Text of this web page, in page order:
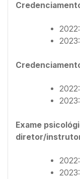
Exame
diretor/